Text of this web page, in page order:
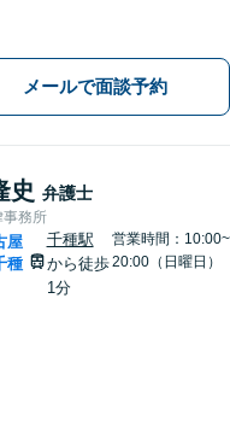
決策まで、期待を超える「必
」のサポートをご提供しま
メールで面談予約
史 弁護士
事務所
屋
種
千種駅
から徒歩
1分
営業時間：10:00~
20:00（日曜日）